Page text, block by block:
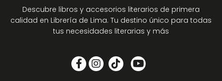
Descubre libros y accesorios literarios de primera
calidad en Librería de Lima. Tu destino único para todas
tus necesidades literarias y más